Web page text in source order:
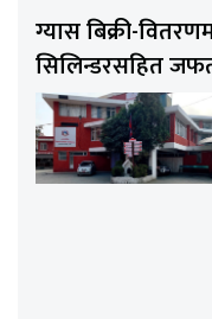
ग्यास बिक्री-
सिलिन्डरसहित